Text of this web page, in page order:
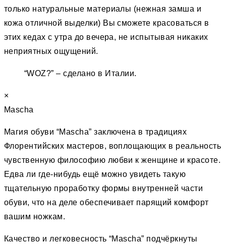
только натуральные материалы (нежная замша и
кожа отличной выделки) Вы сможете красоваться в
этих кедах с утра до вечера, не испытывая никаких
неприятных ощущений.
“WOZ?” – сделано в Италии.
×
Mascha
Магия обуви “Mascha” заключена в традициях
Флорентийских мастеров, воплощающих в реальность
чувственную философию любви к женщине и красоте.
Едва ли где-нибудь ещё можно увидеть такую
тщательную проработку формы внутренней части
обуви, что на деле обеспечивает парящий комфорт
вашим ножкам.
Качество и легковесность “Mascha” подчёркнуты